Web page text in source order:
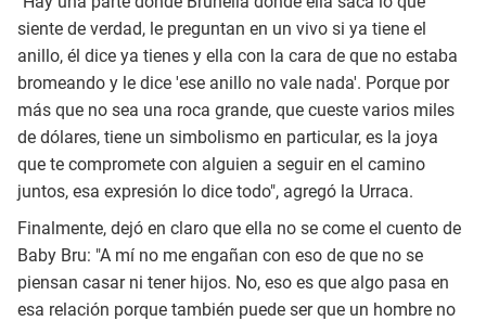
siente de verdad, le preguntan en un vivo si ya tiene el
anillo, él dice ya tienes y ella con la cara de que no estaba
bromeando y le dice 'ese anillo no vale nada'. Porque por
más que no sea una roca grande, que cueste varios miles
de dólares, tiene un simbolismo en particular, es la joya
que te compromete con alguien a seguir en el camino
juntos, esa expresión lo dice todo", agregó la Urraca.
Finalmente, dejó en claro que ella no se come el cuento de
Baby Bru: "A mí no me engañan con eso de que no se
piensan casar ni tener hijos. No, eso es que algo pasa en
esa relación porque también puede ser que un hombre no